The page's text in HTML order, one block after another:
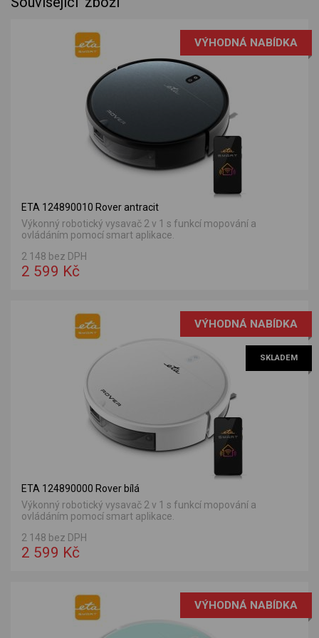
VÝHODNÁ NABÍDKA
ETA 124890010 Rover antracit
Výkonný robotický vysavač 2 v 1 s funkcí mopování a
ovládáním pomocí smart aplikace.
2 148 bez DPH
2 599 Kč
VÝHODNÁ NABÍDKA
SKLADEM
ETA 124890000 Rover bílá
Výkonný robotický vysavač 2 v 1 s funkcí mopování a
ovládáním pomocí smart aplikace.
2 148 bez DPH
2 599 Kč
VÝHODNÁ NABÍDKA